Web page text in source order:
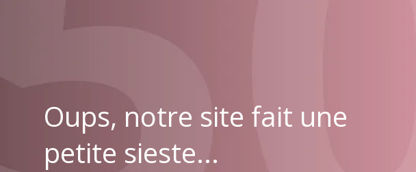
Oups, notre site fait une
petite sieste...